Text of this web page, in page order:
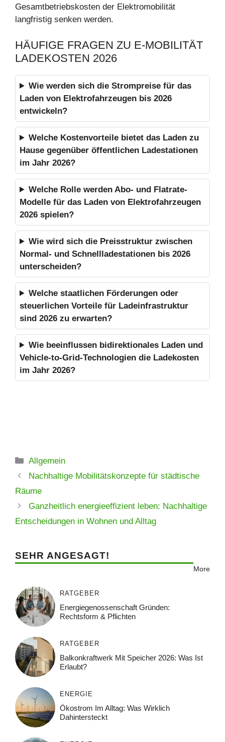
Gesamtbetriebskosten der Elektromobilität
langfristig senken werden.
HÄUFIGE FRAGEN ZU E-MOBILITÄT
LADEKOSTEN 2026
Wie werden sich die Strompreise für das
Laden von Elektrofahrzeugen bis 2026
entwickeln?
Welche Kostenvorteile bietet das Laden zu
Hause gegenüber öffentlichen Ladestationen
im Jahr 2026?
Welche Rolle werden Abo- und Flatrate-
Modelle für das Laden von Elektrofahrzeugen
2026 spielen?
Wie wird sich die Preisstruktur zwischen
Normal- und Schnellladestationen bis 2026
unterscheiden?
Welche staatlichen Förderungen oder
steuerlichen Vorteile für Ladeinfrastruktur
sind 2026 zu erwarten?
Wie beeinflussen bidirektionales Laden und
Vehicle-to-Grid-Technologien die Ladekosten
im Jahr 2026?
Kategorien
Allgemein
Nachhaltige Mobilitätskonzepte für städtische
Räume
Ganzheitlich energieeffizient leben: Nachhaltige
Entscheidungen in Wohnen und Alltag
SEHR ANGESAGT!
More
RATGEBER
Energiegenossenschaft Gründen:
Rechtsform & Pflichten
RATGEBER
Balkonkraftwerk Mit Speicher 2026: Was Ist
Erlaubt?
ENERGIE
Ökostrom Im Alltag: Was Wirklich
Dahintersteckt